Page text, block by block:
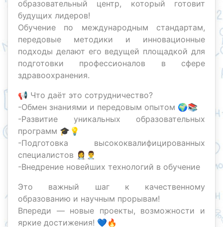
образовательный центр, который готовит
будущих лидеров!
Обучение по международным стандартам,
передовые методики и инновационные
подходы делают его ведущей площадкой для
подготовки профессионалов в сфере
здравоохранения.
📢 Что даёт это сотрудничество?
-Обмен знаниями и передовым опытом 🌍📚
-Развитие уникальных образовательных
программ 🎓💡
-Подготовка высококвалифицированных
специалистов 👩‍⚕️👨‍⚕️
-Внедрение новейших технологий в обучение
Это важный шаг к качественному
образованию и научным прорывам!
Впереди — новые проекты, возможности и
яркие достижения! 💙🔥